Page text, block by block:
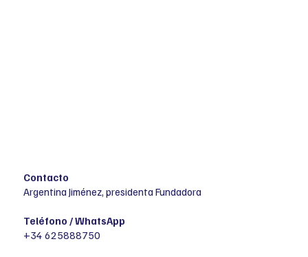
Contacto
Argentina Jiménez, presidenta Fundadora
Teléfono / WhatsApp
+34 625888750